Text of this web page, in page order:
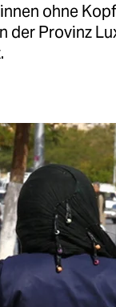
ohne
der Provinz